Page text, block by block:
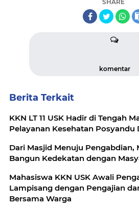
SHARE
komentar
Berita Terkait
KKN LT 11 USK Hadir di Tengah
Pelayanan Kesehatan Posyandu
Dari Masjid Menuju Pengabdian,
Bangun Kedekatan dengan
Mahasiswa KKN USK Awali
Lampisang dengan Pengajian
Bersama Warga